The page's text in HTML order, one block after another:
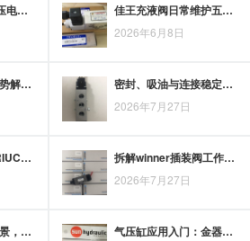
YUATSUSEIKI油压电磁阀选型思路：兼顾采购成本与维护时间 佳王充液阀日常维护五项要点，帮助延长使用寿命
2026年6月8日
丰兴摆线齿轮泵优势解读：从结构适配看后续应用趋势 密封、吸油与连接稳定性：ATOS油泵配件影响油泵运行的三个环节
2026年7月27日
设备维护中，HORIUCHI液压缸维修为何不可忽视？ 拆解winner插装阀工作原理：插装结构、阀芯动作与先导控制如何配合
2026年7月27日
面向自动化控制场景，诺冠电磁阀兼顾智能化与安全性 气压缸应用入门：金器气压缸的使用要点与操作思路